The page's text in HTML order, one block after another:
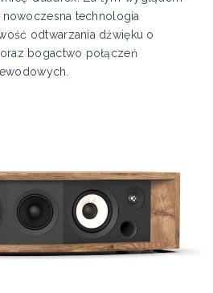
technologia
odtwarzania dźwięku o
bogactwo połączeń